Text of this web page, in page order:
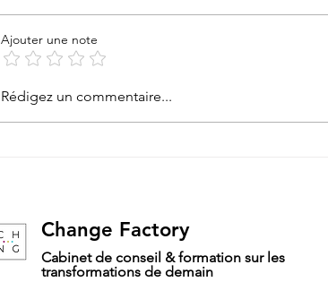
Je suis une grosse fainéante
Ajouter une note
Rédigez un commentaire...
Change Factory
Cabinet de conseil & formation sur les
transformations de demain